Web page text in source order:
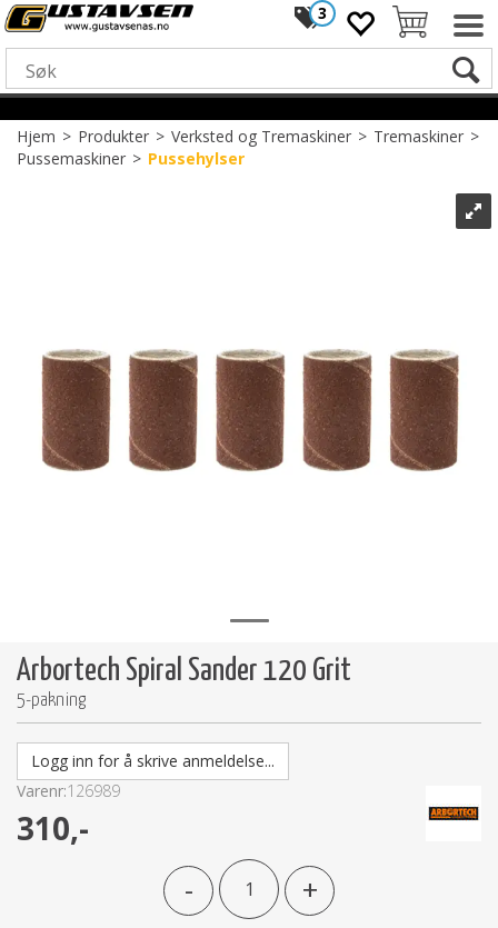
3
Hjem>Produkter>Verksted og Tremaskiner>Tremaskiner>
Pussemaskiner>Pussehylser
Arbortech Spiral Sander 120 Grit
5-pakning
Logg inn for å skrive anmeldelse...
Varenr:126989
310,-
- +